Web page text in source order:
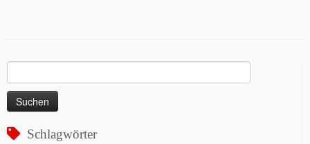
nach:
Schlagwörter